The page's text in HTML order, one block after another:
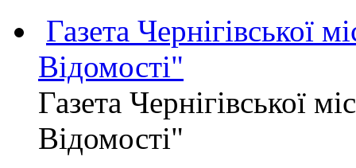
Газета Чернігівської
Відомості"
Газета Чернігівської
Відомості"